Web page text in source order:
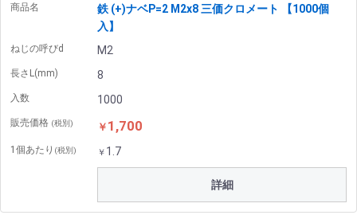
商品名
鉄 (+)ナベP=2 M2x8 三価クロメート 【1000個
入】
ねじの呼びd M2
長さL(mm) 8
入数 1000
販売価格 (税別) ￥ 1,700
1個あたり (税別) ￥ 1.7
詳細